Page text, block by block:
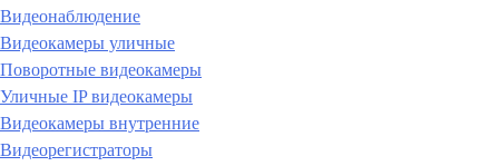
Видеонаблюдение
Видеокамеры уличные
Поворотные видеокамеры
Уличные IP видеокамеры
Видеокамеры внутренние
Видеорегистраторы